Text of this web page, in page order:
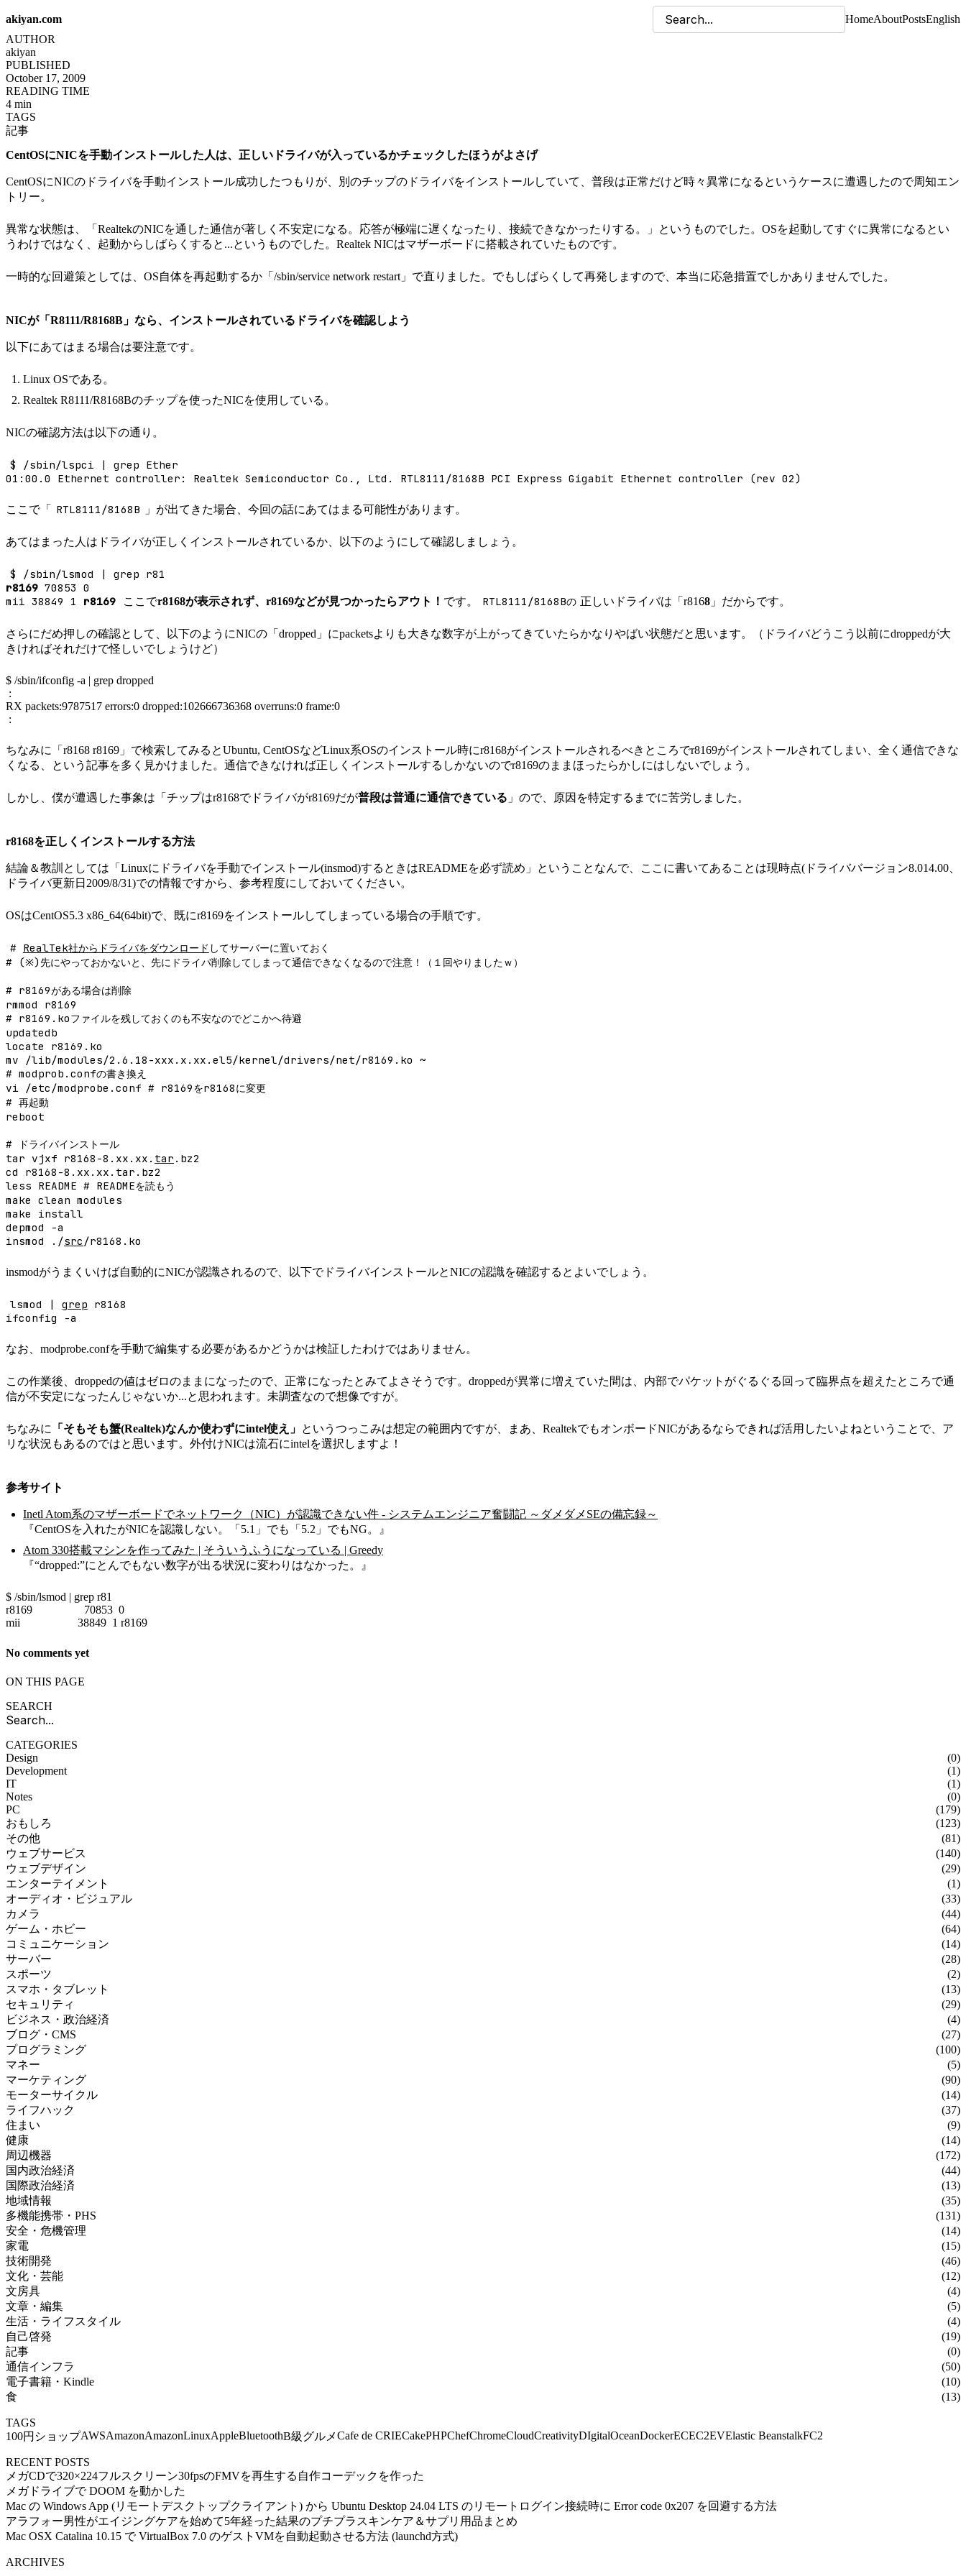
akiyan.com HomeAboutPostsEnglish
AUTHOR
akiyan
PUBLISHED
October 17, 2009
READING TIME
4 min
TAGS
記事
CentOSにNICを手動インストールした人は、正しいドライバが入っているかチェックしたほうがよさげ
CentOSにNICのドライバを手動インストール成功したつもりが、別のチップのドライバをインストールしていて、普段は正常だけど時々異常になるというケースに遭遇したので周知エン
トリー。
異常な状態は、「RealtekのNICを通した通信が著しく不安定になる。応答が極端に遅くなったり、接続できなかったりする。」というものでした。OSを起動してすぐに異常になるとい
うわけではなく、起動からしばらくすると...というものでした。Realtek NICはマザーボードに搭載されていたものです。
一時的な回避策としては、OS自体を再起動するか「/sbin/service network restart」で直りました。でもしばらくして再発しますので、本当に応急措置でしかありませんでした。
NICが「R8111/R8168B」なら、インストールされているドライバを確認しよう
以下にあてはまる場合は要注意です。
Linux OSである。
Realtek R8111/R8168Bのチップを使ったNICを使用している。
NICの確認方法は以下の通り。
$ /sbin/lspci | grep Ether
01:00.0 Ethernet controller: Realtek Semiconductor Co., Ltd. RTL8111/8168B PCI Express Gigabit Ethernet controller (rev 02)
ここで「 RTL8111/8168B 」が出てきた場合、今回の話にあてはまる可能性があります。
あてはまった人はドライバが正しくインストールされているか、以下のようにして確認しましょう。
$ /sbin/lsmod | grep r81
r8169 70853 0
mii 38849 1 r8169 ここでr8168が表示されず、r8169などが見つかったらアウト！ です。 RTL8111/8168Bの 正しいドライバは「r8168 」だからです。
さらにだめ押しの確認として、以下のようにNICの「dropped」にpacketsよりも大きな数字が上がってきていたらかなりやばい状態だと思います。（ドライバどうこう以前にdroppedが大
きければそれだけで怪しいでしょうけど）
$ /sbin/ifconfig -a | grep dropped
:
RX packets:9787517 errors:0 dropped:102666736368 overruns:0 frame:0
:
ちなみに「r8168 r8169」で検索してみるとUbuntu, CentOSなどLinux系OSのインストール時にr8168がインストールされるべきところでr8169がインストールされてしまい、全く通信できな
くなる、という記事を多く見かけました。通信できなければ正しくインストールするしかないのでr8169のままほったらかしにはしないでしょう。
しかし、僕が遭遇した事象は「チップはr8168でドライバがr8169だが普段は普通に通信できている 」ので、原因を特定するまでに苦労しました。
r8168を正しくインストールする方法
結論＆教訓としては「Linuxにドライバを手動でインストール(insmod)するときはREADMEを必ず読め」ということなんで、ここに書いてあることは現時点(ドライババージョン8.014.00、
ドライバ更新日2009/8/31)での情報ですから、参考程度にしておいてください。
OSはCentOS5.3 x86_64(64bit)で、既にr8169をインストールしてしまっている場合の手順です。
# RealTek社からドライバをダウンロード してサーバーに置いておく
# (※)先にやっておかないと、先にドライバ削除してしまって通信できなくなるので注意！（１回やりましたｗ）
# r8169がある場合は削除
rmmod r8169
# r8169.koファイルを残しておくのも不安なのでどこかへ待避
updatedb
locate r8169.ko
mv /lib/modules/2.6.18-xxx.x.xx.el5/kernel/drivers/net/r8169.ko ~
# modprob.confの書き換え
vi /etc/modprobe.conf # r8169をr8168に変更
# 再起動
reboot
# ドライバインストール
tar vjxf r8168-8.xx.xx. tar .bz2
cd r8168-8.xx.xx.tar.bz2
less README # READMEを読もう
make clean modules
make install
depmod -a
insmod ./src /r8168.ko
insmodがうまくいけば自動的にNICが認識されるので、以下でドライバインストールとNICの認識を確認するとよいでしょう。
lsmod | grep r8168
ifconfig -a
なお、modprobe.confを手動で編集する必要があるかどうかは検証したわけではありません。
この作業後、droppedの値はゼロのままになったので、正常になったとみてよさそうです。droppedが異常に増えていた間は、内部でパケットがぐるぐる回って臨界点を超えたところで通
信が不安定になったんじゃないか...と思われます。未調査なので想像ですが。
ちなみに 「そもそも蟹(Realtek)なんか使わずにintel使え」 というつっこみは想定の範囲内ですが、まあ、RealtekでもオンボードNICがあるならできれば活用したいよねということで、ア
リな状況もあるのではと思います。外付けNICは流石にintelを選択しますよ！
参考サイト
Inetl Atom系のマザーボードでネットワーク（NIC）が認識できない件 - システムエンジニア奮闘記 ～ダメダメSEの備忘録～
『CentOSを入れたがNICを認識しない。「5.1」でも「5.2」でもNG。』
Atom 330搭載マシンを作ってみた | そういうふうになっている | Greedy
『“dropped:”にとんでもない数字が出る状況に変わりはなかった。』
$ /sbin/lsmod | grep r81
r8169 70853 0
mii 38849 1 r8169
No comments yet
ON THIS PAGE
SEARCH
CATEGORIES
Design
(0)
Development
(1)
IT
(1)
Notes
(0)
PC
(179)
おもしろ
(123)
その他
(81)
ウェブサービス
(140)
ウェブデザイン
(29)
エンターテイメント
(1)
オーディオ・ビジュアル
(33)
カメラ
(44)
ゲーム・ホビー
(64)
コミュニケーション
(14)
サーバー
(28)
スポーツ
(2)
スマホ・タブレット
(13)
セキュリティ
(29)
ビジネス・政治経済
(4)
ブログ・CMS
(27)
プログラミング
(100)
マネー
(5)
マーケティング
(90)
モーターサイクル
(14)
ライフハック
(37)
住まい
(9)
健康
(14)
周辺機器
(172)
国内政治経済
(44)
国際政治経済
(13)
地域情報
(35)
多機能携帯・PHS
(131)
安全・危機管理
(14)
家電
(15)
技術開発
(46)
文化・芸能
(12)
文房具
(4)
文章・編集
(5)
生活・ライフスタイル
(4)
自己啓発
(19)
記事
(0)
通信インフラ
(50)
電子書籍・Kindle
(10)
食
(13)
TAGS
100円ショップAWSAmazonAmazonLinuxAppleBluetoothB級グルメCafe de CRIECakePHPChefChromeCloudCreativityDIgitalOceanDockerECEC2EVElastic BeanstalkFC2
RECENT POSTS
メガCDで320×224フルスクリーン30fpsのFMVを再生する自作コーデックを作った
メガドライブで DOOM を動かした
Mac の Windows App (リモートデスクトップクライアント) から Ubuntu Desktop 24.04 LTS のリモートログイン接続時に Error code 0x207 を回避する方法
アラフォー男性がエイジングケアを始めて5年経った結果のプチプラスキンケア＆サプリ用品まとめ
Mac OSX Catalina 10.15 で VirtualBox 7.0 のゲストVMを自動起動させる方法 (launchd方式)
ARCHIVES